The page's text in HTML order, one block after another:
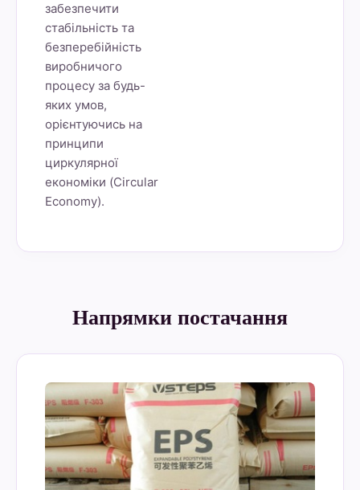
забезпечити
стабільність та
безперебійність
виробничого
процесу за будь-
яких умов,
орієнтуючись на
принципи
циркулярної
економіки (Circular
Economy).
Напрямки постачання